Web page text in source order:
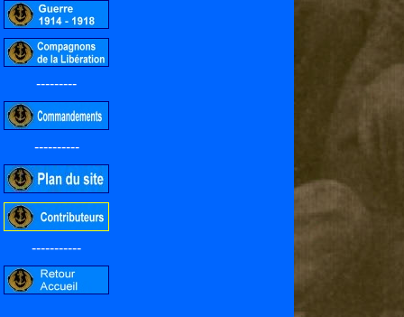
---------
----------
-----------